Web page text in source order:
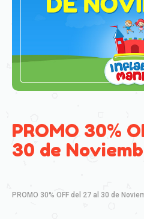
PROMO 30%
30 de
PROMO 30% OFF del 27 al 30 de